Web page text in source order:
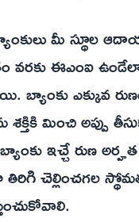
మీ స్థూల
వరకు ఈఎంఐ
బ్యాంకు ఎక్కువ
మించి అప్పు
ఇచ్చే రుణ
చెల్లించగల